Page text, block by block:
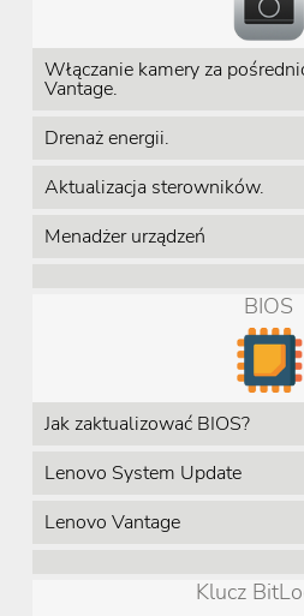
Włączanie kamery za
Vantage.
Drenaż energii.
Aktualizacja sterowników.
Menadżer urządzeń
BIOS
Jak zaktualizować BIOS?
Lenovo System Update
Lenovo Vantage
Klucz